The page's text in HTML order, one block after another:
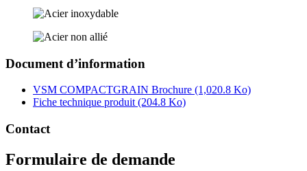
Document d’information
VSM COMPACTGRAIN Brochure (1,020.8 Ko)
Fiche technique produit (204.8 Ko)
Contact
Formulaire de demande